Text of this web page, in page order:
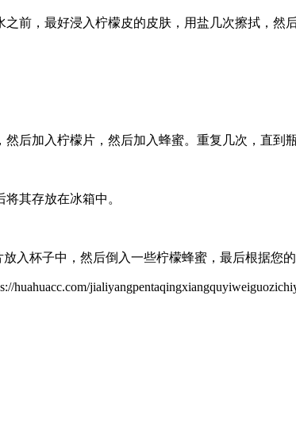
前，最好浸入柠檬皮的皮肤，用盐几次擦拭，然后
后加入柠檬片，然后加入蜂蜜。重复几次，直到瓶
其存放在冰箱中。
入杯子中，然后倒入一些柠檬蜂蜜，最后根据您